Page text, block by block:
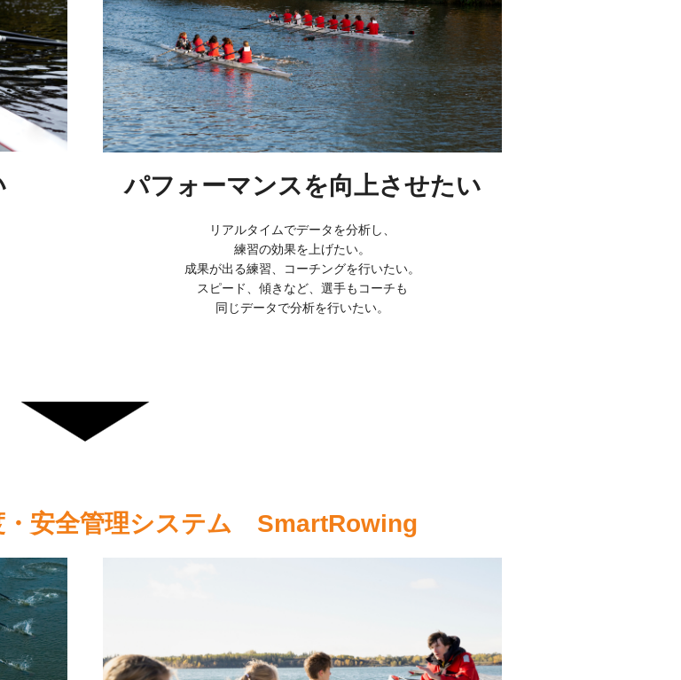
パフォーマンスを向上させたい
リアルタイムでデータを分析し、
練習の効果を上げたい。
成果が出る練習、コーチングを行いたい。
スピード、傾きなど、選手もコーチも
同じデータで分析を行いたい。
安全管理システム SmartRowing